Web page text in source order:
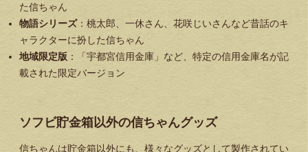
た信ちゃん
物語シリーズ：桃太郎、一休さん、花咲じいさんなど昔話のキ
ャラクターに扮した信ちゃん
地域限定版 ：「宇都宮信用金庫」など、特定の信用金庫名が記
載された限定バージョン
ソフビ貯金箱以外の信ちゃんグッズ
信ちゃんは貯金箱以外にも、様々なグッズとして製作されてい